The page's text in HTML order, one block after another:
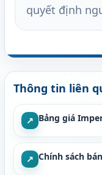
quyết định
Thông tin liên
↗ Bảng giá
↗ Chính sách